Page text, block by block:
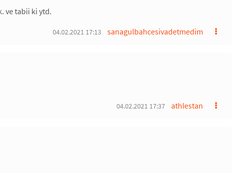
ve tabii ki ytd.
sanagulbahcesivadetmedim
04.02.2021 17:13
athlestan
04.02.2021 17:37